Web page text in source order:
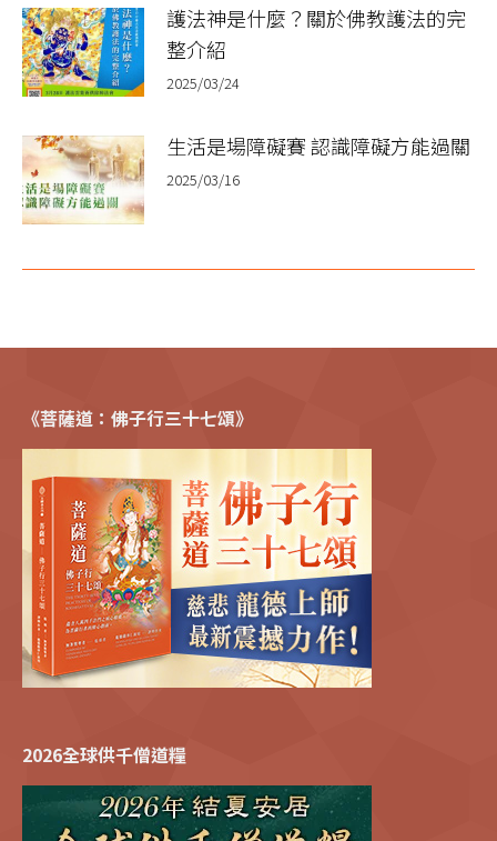
護法神是什麼？關於佛教護法的完
整介紹
2025/03/24
生活是場障礙賽 認識障礙方能過關
2025/03/16
《菩薩道：佛子行三十七頌》
2026全球供千僧道糧